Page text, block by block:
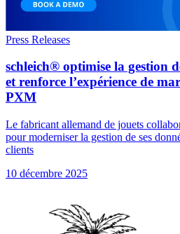
Press Releases
schleich® optimise la gestion
et renforce l’expérience de
PXM
Le fabricant allemand de jouets
pour moderniser la gestion de ses
clients
10 décembre 2025